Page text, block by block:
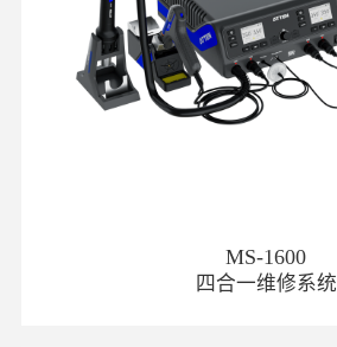
MS-1600
四合一维修系统